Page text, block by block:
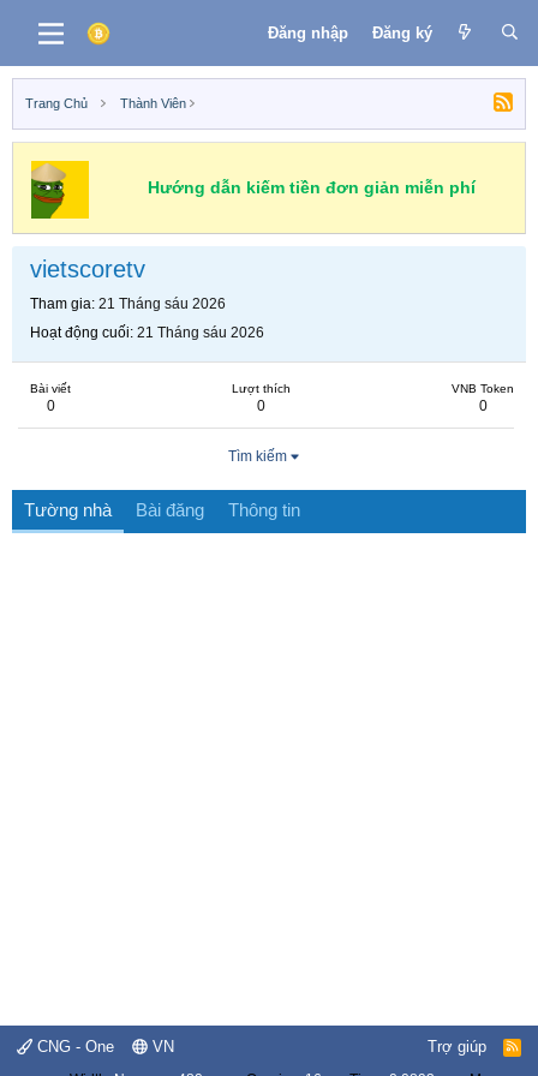
Đăng nhập Đăng ký
Trang Chủ Thành Viên
Hướng dẫn kiếm tiền đơn giản miễn phí
vietscoretv
Tham gia 21 Tháng sáu 2026
Hoạt động cuối 21 Tháng sáu 2026
Bài viết
0
Lượt thích
0
VNB Token
0
Tìm kiếm
Tường nhà Bài đăng Thông tin
CNG - One VN Trợ giúp
R